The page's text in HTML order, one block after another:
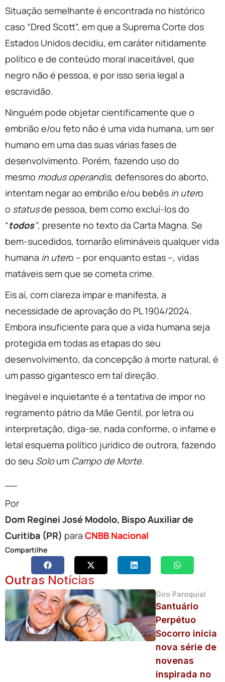
Situação semelhante é encontrada no histórico
caso “Dred Scott”, em que a Suprema Corte dos
Estados Unidos decidiu, em caráter nitidamente
político e de conteúdo moral inaceitável, que
negro não é pessoa, e por isso seria legal a
escravidão.
Ninguém pode objetar cientificamente que o
embrião e/ou feto não é uma vida humana, um ser
humano em uma das suas várias fases de
desenvolvimento. Porém, fazendo uso do
mesmo modus operandis, defensores do aborto,
intentam negar ao embrião e/ou bebês in utero
o statusde pessoa, bem como excluí-los do
“todos”, presente no texto da Carta Magna. Se
bem-sucedidos, tornarão elimináveis qualquer vida
humana in utero – por enquanto estas –, vidas
matáveis sem que se cometa crime.
Eis aí, com clareza ímpar e manifesta, a
necessidade de aprovação do PL 1904/2024.
Embora insuficiente para que a vida humana seja
protegida em todas as etapas do seu
desenvolvimento, da concepção à morte natural, é
um passo gigantesco em tal direção.
Inegável e inquietante é a tentativa de impor no
regramento pátrio da Mãe Gentil, por letra ou
interpretação, diga-se, nada conforme, o infame e
letal esquema político jurídico de outrora, fazendo
do seu Soloum Campo de Morte.
Por
Dom Reginei José Modolo, Bispo Auxiliar de
Curitiba (PR) para CNBB Nacional
Compartilhe
Outras Notícias
Giro Paroquial
Santuário
Perpétuo
Socorro inicia
nova série de
novenas
inspirada no